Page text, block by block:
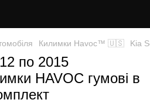
Килимки Havoc™ 🇺🇸 Kia
по 2015
HAVOC гумові в